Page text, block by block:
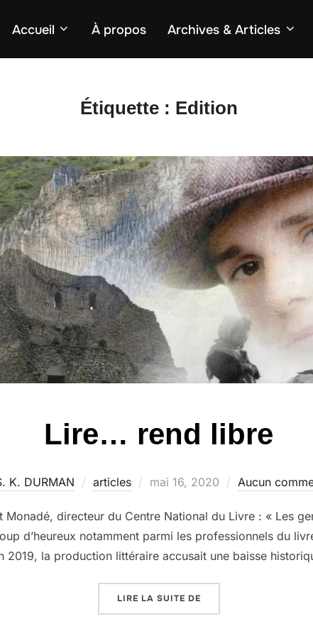
Accueil À propos Archives & Articles
Étiquette : Edition
Lire… rend libre
K. DURMAN articles
Publié
mai 16, 2020 Aucun
Monadé, directeur du Centre National du Livre : « Les
d’heureux notamment parmi les professionnels du
2019, la production littéraire accusait une baisse
LIRE LA SUITE DE